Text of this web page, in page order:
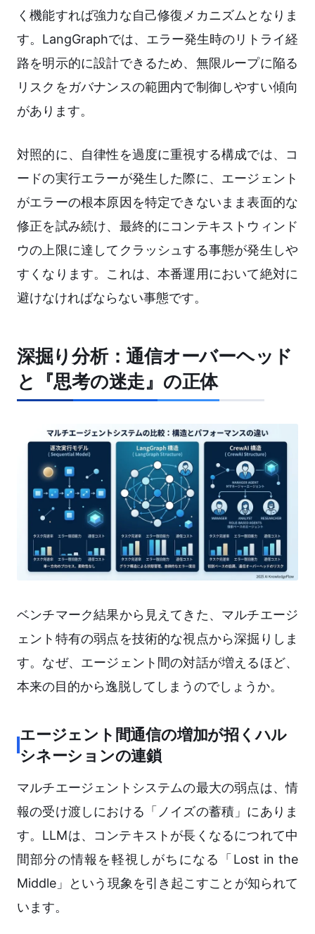
く機能すれば強力な自己修復メカニズムとなりま
す。LangGraphでは、エラー発生時のリトライ経
路を明示的に設計できるため、無限ループに陥る
リスクをガバナンスの範囲内で制御しやすい傾向
があります。
対照的に、自律性を過度に重視する構成では、コ
ードの実行エラーが発生した際に、エージェント
がエラーの根本原因を特定できないまま表面的な
修正を試み続け、最終的にコンテキストウィンド
ウの上限に達してクラッシュする事態が発生しや
すくなります。これは、本番運用において絶対に
避けなければならない事態です。
深掘り分析：通信オーバーヘッド
と『思考の迷走』の正体
ベンチマーク結果から見えてきた、マルチエージ
ェント特有の弱点を技術的な視点から深掘りしま
す。なぜ、エージェント間の対話が増えるほど、
本来の目的から逸脱してしまうのでしょうか。
エージェント間通信の増加が招くハル
シネーションの連鎖
マルチエージェントシステムの最大の弱点は、情
報の受け渡しにおける「ノイズの蓄積」にありま
す。LLMは、コンテキストが長くなるにつれて中
間部分の情報を軽視しがちになる「Lost in the
Middle」という現象を引き起こすことが知られて
います。